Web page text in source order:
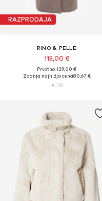
RAZPRODAJA
RINO & PELLE
115,00 €
Prvotno: 129,00 €
Zadnja najnižja cena80,67 €